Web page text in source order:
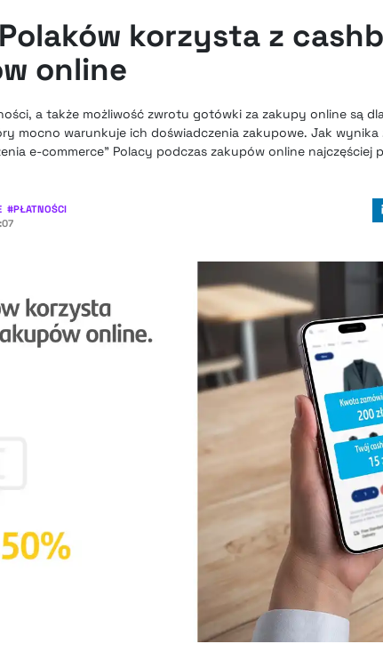
korzysta z
online
a także możliwość zwrotu gotówki za zakupy online są
mocno warunkuje ich doświadczenia zakupowe. Jak wynika
e-commerce” Polacy podczas zakupów online najczęściej
#PŁATNOŚCI